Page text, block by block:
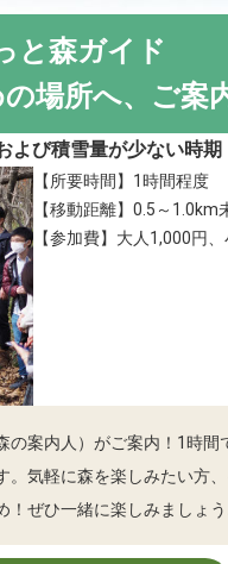
と森ガイド
場所へ、ご案
よび積雪量が少ない時期
【所要時間】1時間程度
【移動距離】0.5～1.0km
【参加費】大人1,000円
の案内人）がご案内！1時間
。気軽に森を楽しみたい方
！ぜひ一緒に楽しみましょう